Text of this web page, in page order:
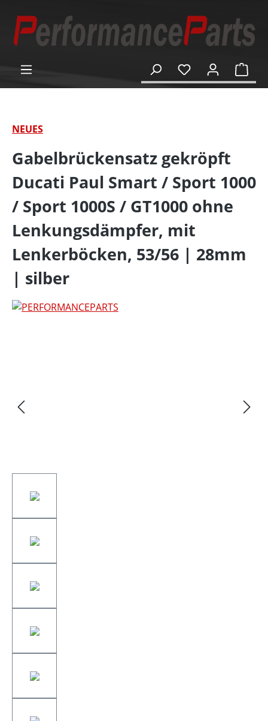
springen
NEUES
Gabelbrückensatz gekröpft
Ducati Paul Smart / Sport 1000
/ Sport 1000S / GT1000 ohne
Lenkungsdämpfer, mit
Lenkerböcken, 53/56 | 28mm
| silber